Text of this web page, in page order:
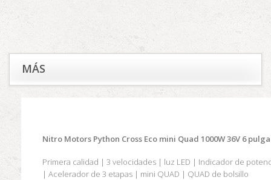
MÁS
Nitro Motors Python Cross Eco mini Quad 1000W 36V 6
Primera calidad | 3 velocidades | luz LED | Indicador de
| Acelerador de 3 etapas | mini QUAD | QUAD de bolsillo